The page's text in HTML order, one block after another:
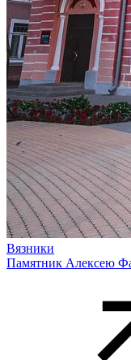
Вязники
Памятник Алексею